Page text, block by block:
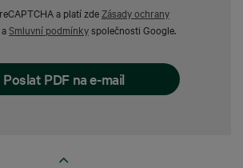
a platí zdeZásady ochrany
aSmluvní podmínkyspolečnosti Google.